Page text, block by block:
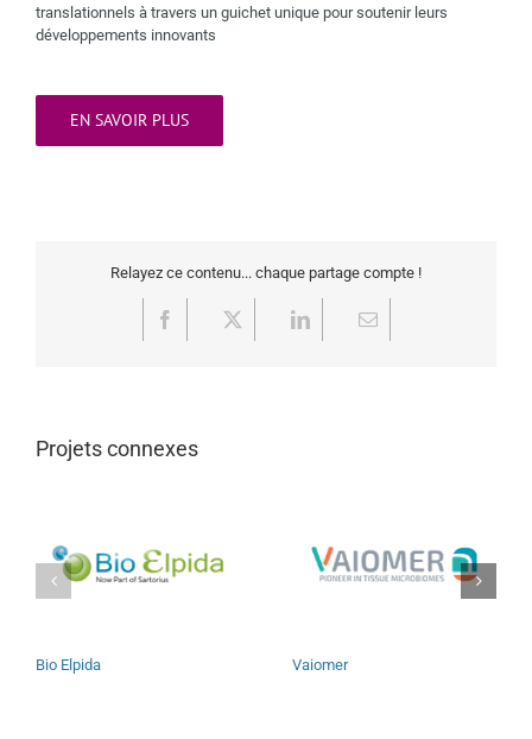
translationnels à travers un guichet unique pour soutenir leurs
développements innovants
EN SAVOIR PLUS
Relayez ce contenu... chaque partage compte !
Facebook LinkedInEmail
Projets connexes
Bio Elpida Vaiomer